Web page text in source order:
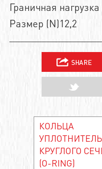
Граничная
Размер (N)12,2
КОЛЬЦА
КРУГЛОГО
(O-RING)